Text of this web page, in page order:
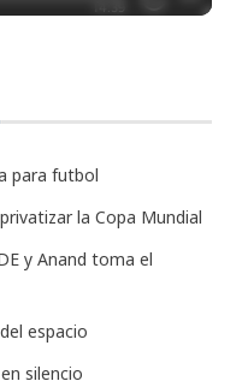
para futbol
la Copa Mundial
y Anand toma el
espacio
silencio